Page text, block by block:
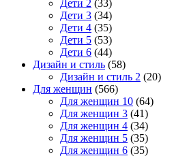
Дети 2 (33)
Дети 3 (34)
Дети 4 (35)
Дети 5 (53)
Дети 6 (44)
Дизайн и стиль (58)
Дизайн и стиль 2 (20)
Для женщин (566)
Для женщин 10 (64)
Для женщин 3 (41)
Для женщин 4 (34)
Для женщин 5 (35)
Для женщин 6 (35)